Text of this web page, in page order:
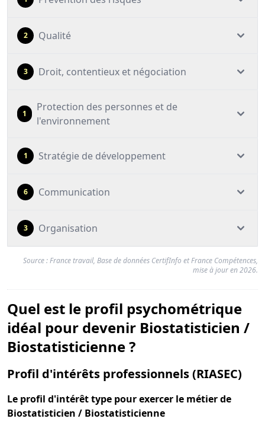
2 Qualité
3 Droit, contentieux et négociation
1
Protection des personnes et de
l'environnement
1 Stratégie de développement
6 Communication
3 Organisation
Source : France travail, Base de données CertifInfo et France Compétences,
mise à jour en 2026.
Quel est le profil psychométrique
idéal pour devenir Biostatisticien /
Biostatisticienne ?
Profil d'intérêts professionnels (RIASEC)
Le profil d'intérêt type pour exercer le métier de
Biostatisticien / Biostatisticienne